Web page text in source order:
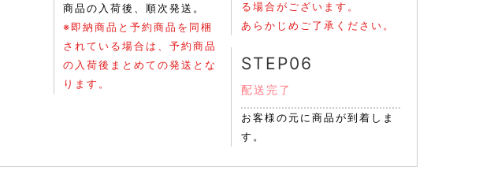
商品の入荷後、順次発送。
※即納商品と予約商品を同梱
されている場合は、予約商品
の入荷後まとめての発送とな
ります。
る場合がございます。
あらかじめご了承ください。
STEP06
配送完了
お客様の元に商品が到着しま
す。